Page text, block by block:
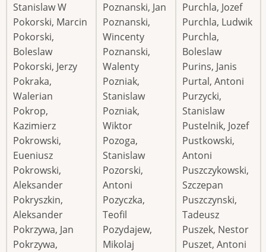
Stanislaw W
Pokorski, Marcin
Pokorski,
Boleslaw
Pokorski, Jerzy
Pokraka,
Walerian
Pokrop,
Kazimierz
Pokrowski,
Eueniusz
Pokrowski,
Aleksander
Pokryszkin,
Aleksander
Pokrzywa, Jan
Pokrzywa,
Poznanski, Jan
Poznanski,
Wincenty
Poznanski,
Walenty
Pozniak,
Stanislaw
Pozniak,
Wiktor
Pozoga,
Stanislaw
Pozorski,
Antoni
Pozyczka,
Teofil
Pozydajew,
Mikolaj
Purchla, Jozef
Purchla, Ludwik
Purchla,
Boleslaw
Purins, Janis
Purtal, Antoni
Purzycki,
Stanislaw
Pustelnik, Jozef
Pustkowski,
Antoni
Puszczykowski,
Szczepan
Puszczynski,
Tadeusz
Puszek, Nestor
Puszet, Antoni